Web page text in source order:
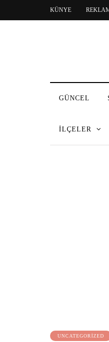
KÜNYE
GÜNCEL
İLÇELER
UNCATEGORIZED